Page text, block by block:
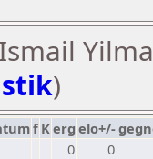
)
f Kerg elo+/-
0
0